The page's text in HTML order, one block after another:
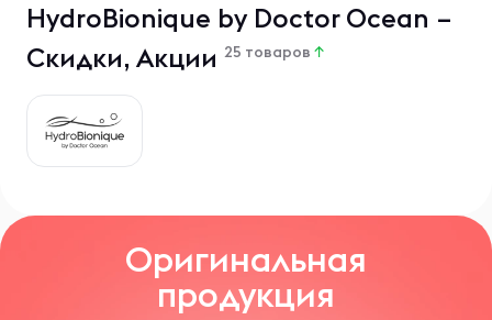
HydroBionique by Doctor Ocean –
Скидки, Акции 25 товаров ↑
Оригинальная
продукция